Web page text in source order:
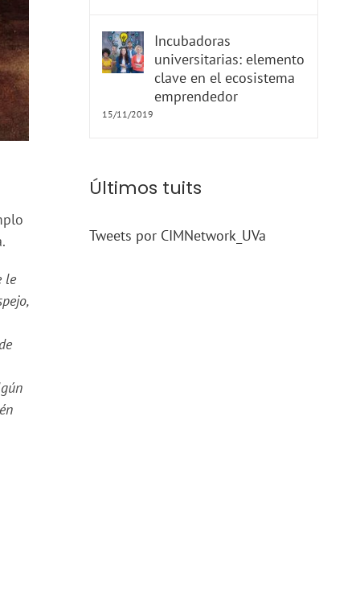
le
Incubadoras
universitarias: elemento
clave en el ecosistema
emprendedor
15/11/2019
Últimos tuits
Tweets por CIMNetwork_UVa